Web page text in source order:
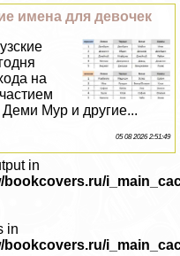
имена для девочек
на
Деми Мур и другие...
05 08 2026 2:51:49
in
bookcovers.ru/
in
bookcovers.ru/